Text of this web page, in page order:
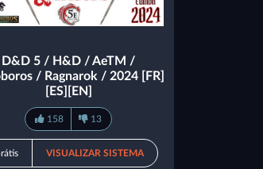
D&D 5 / H&D / AeTM /
/ Ragnarok / 2024 [FR]
[ES][EN]
158 13
VISUALIZAR SISTEMA